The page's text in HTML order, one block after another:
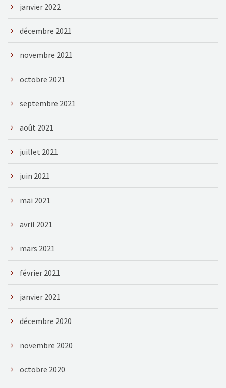
janvier 2022
décembre 2021
novembre 2021
octobre 2021
septembre 2021
août 2021
juillet 2021
juin 2021
mai 2021
avril 2021
mars 2021
février 2021
janvier 2021
décembre 2020
novembre 2020
octobre 2020